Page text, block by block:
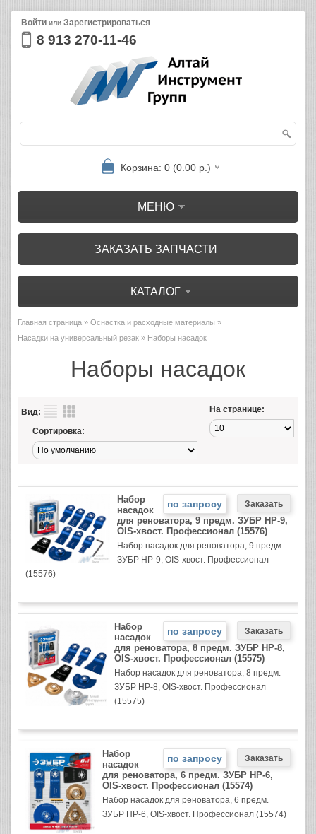
8 913 270-11-46
Войти или Зарегистрироваться
Корзина: 0 (0.00 р.)
МЕНЮ
ЗАКАЗАТЬ ЗАПЧАСТИ
КАТАЛОГ
Главная страница » Оснастка и расходные материалы »
Насадки на универсальный резак » Наборы насадок
Наборы насадок
Вид: На странице:
Сортировка:
по запросу
Набор
насадок
для реноватора, 9 предм. ЗУБР НР-9,
OIS-хвост. Профессионал (15576)
Набор насадок для реноватора, 9 предм.
ЗУБР НР-9, OIS-хвост. Профессионал
(15576)
по запросу
Набор
насадок
для реноватора, 8 предм. ЗУБР НР-8,
OIS-хвост. Профессионал (15575)
Набор насадок для реноватора, 8 предм.
ЗУБР НР-8, OIS-хвост. Профессионал
(15575)
по запросу
Набор
насадок
для реноватора, 6 предм. ЗУБР НР-6,
OIS-хвост. Профессионал (15574)
Набор насадок для реноватора, 6 предм.
ЗУБР НР-6, OIS-хвост. Профессионал (15574)